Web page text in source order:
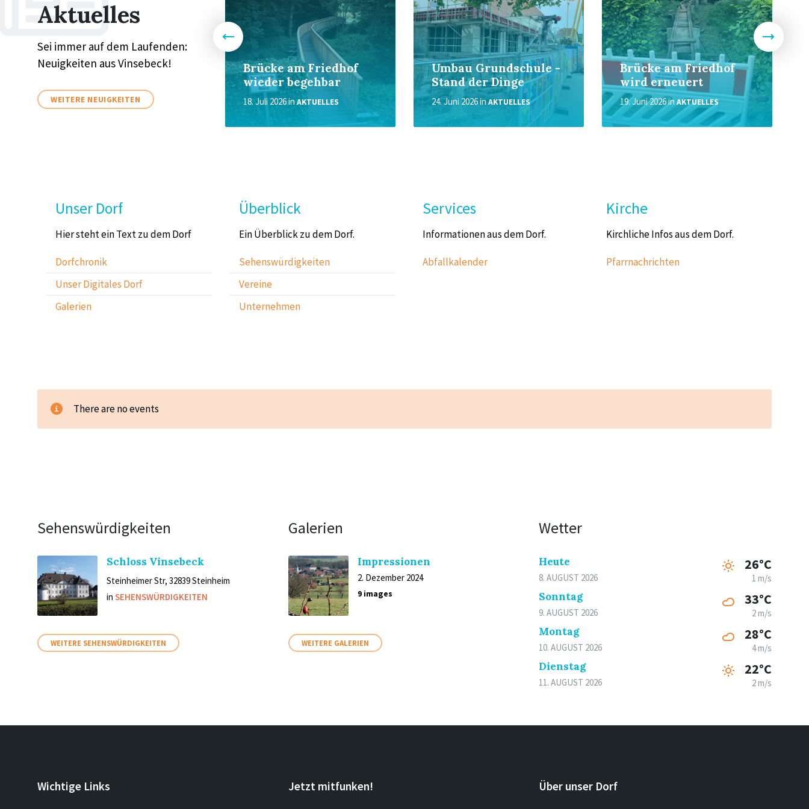
Aktuelles
Sei immer auf dem Laufenden:
Neuigkeiten aus Vinsebeck!
WEITERE NEUIGKEITEN
Verabschiedung von
Spieler und Trainer
22. Mai 2026 inDAS DORF
Brücke am Friedhof
wieder begehbar
18. Juli 2026inAKTUELLES
Umbau Grundschule -
Stand der Dinge
24. Juni 2026inAKTUELLES
Brücke am Friedhof
wird erneuert
19. Juni 2026inAKTUELLES
Sitemap
Unser Dorf
Hier steht ein Text zu dem Dorf
Dorfchronik
Unser Digitales Dorf
Galerien
Überblick
Ein Überblick zu dem Dorf.
Sehenswürdigkeiten
Vereine
Unternehmen
Services
Informationen aus dem Dorf.
Abfallkalender
Kirche
Kirchliche Infos aus dem Dorf.
Pfarrnachrichten
There are no events
Sehenswürdigkeiten
Schloss Vinsebeck
Steinheimer Str, 32839 Steinheim
in SEHENSWÜRDIGKEITEN
WEITERE SEHENSWÜRDIGKEITEN
Galerien
Impressionen
2. Dezember 2024
9 images
WEITERE GALERIEN
Wetter
Heute
8. AUGUST 2026
26°C
1 m/s
Sonntag
9. AUGUST 2026
33°C
2 m/s
Montag
10. AUGUST 2026
28°C
4 m/s
Dienstag
11. AUGUST 2026
22°C
2 m/s
Wichtige Links Jetzt mitfunken! Über unser Dorf